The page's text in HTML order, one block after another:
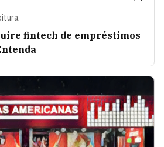
fintech de empréstimos